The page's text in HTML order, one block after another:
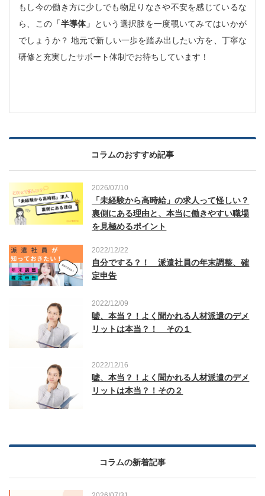
もし今の働き方に少しでも物足りなさや不安を感じているな
ら、この 「半導体」
という選択肢を一度覗いてみてはいかが
でしょうか？ 地元で新しい一歩を踏み出したい方を、丁寧な
研修と充実したサポート体制でお待ちしています！
コラムのおすすめ記事
2026/07/10
「未経験から高時給」の求人って怪しい？
裏側にある理由と、本当に働きやすい職場
を見極めるポイント
2022/12/22
自分でする？！ 派遣社員の年末調整、確
定申告
2022/12/09
嘘、本当？！よく聞かれる人材派遣のデメ
リットは本当？！ その１
2022/12/16
嘘、本当？！よく聞かれる人材派遣のデメ
リットは本当？！その２
コラムの新着記事